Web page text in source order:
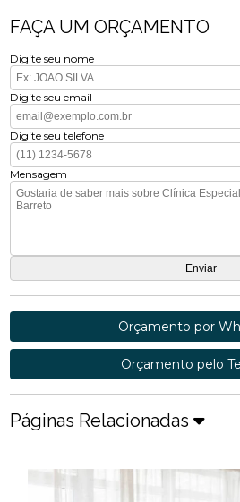
FAÇA UM ORÇAMENTO
Digite seu nome
Digite seu email
Digite seu telefone
Mensagem
Orçamento por
Orçamento pelo
Páginas Relacionadas